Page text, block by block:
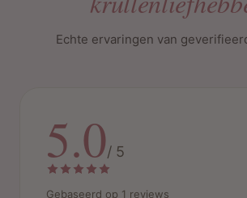
Echte ervaringen van
5.0/ 5
Gebaseerd op 1 reviews